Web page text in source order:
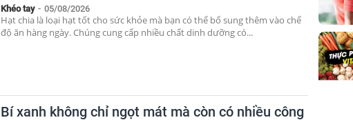
Khéo tay - 05/08/2026
Hạt chia là loại hạt tốt cho sức khỏe mà bạn có thể bổ sung thêm vào chế
độ ăn hàng ngày. Chúng cung cấp nhiều chất dinh dưỡng có...
Bí xanh không chỉ ngọt mát mà còn có nhiều công